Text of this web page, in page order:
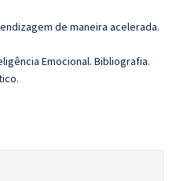
de maneira acelerada.
Emocional. Bibliografia.